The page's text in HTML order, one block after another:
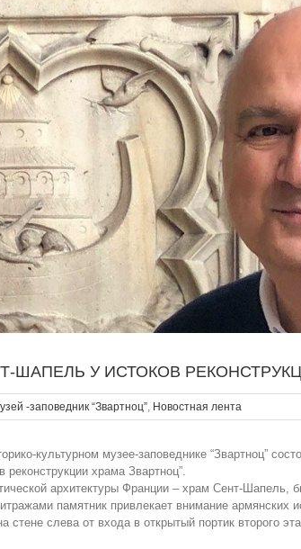
ШАПЕЛЬ У ИСТОКОВ
-заповедник “Звартноц”, Новостная лента
культурном музее-заповеднике “Звартноц”
храма Звартноц”.
архитектуры Франции – храм Сент-Шапель,
памятник привлекает внимание армянских
слева от входа в открытый портик второго